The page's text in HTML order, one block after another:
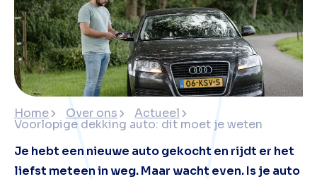
Home Over ons Actueel
Voorlopige dekking auto: dit moet je weten
Je hebt een nieuwe auto gekocht en rijdt er het
liefst meteen in weg. Maar wacht even. Is je auto